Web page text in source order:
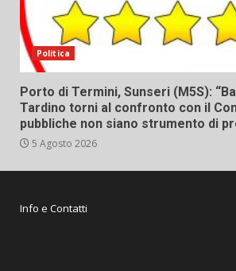
Politica
Porto di Termini, Sunseri (M5S):
Tardino torni al confronto con il
pubbliche non siano strumento di
5 Agosto 2026
Info e Contatti